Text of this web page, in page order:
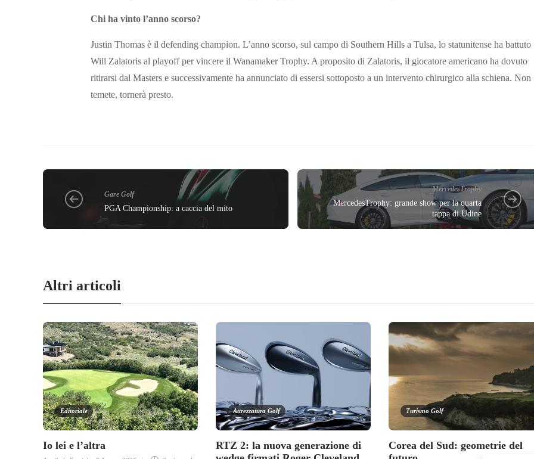
Chi ha vinto l’anno scorso?
Justin Thomas è il defending champion. L’anno scorso, sul campo di Southern Hills a Tulsa, lo statunitense ha battuto
Will Zalatoris al playoff per vincere il Wanamaker Trophy. A proposito di Zalatoris, il giocatore americano ha dovuto
ritirarsi dal Masters e successivamente ha annunciato di essersi sottoposto a un intervento chirurgico alla schiena. Non
temete, tornerà presto.
Gare Golf
PGA Championship: a caccia del mito
MercedesTrophy
MercedesTrophy: grande show per la quarta
tappa di Udine
Altri articoli
Editoriale
Io lei e l’altra
Attrezzatura Golf
RTZ 2: la nuova generazione di
Turismo Golf
Corea del Sud: geometrie del